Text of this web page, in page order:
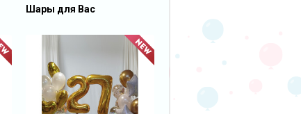
Шары для Вас